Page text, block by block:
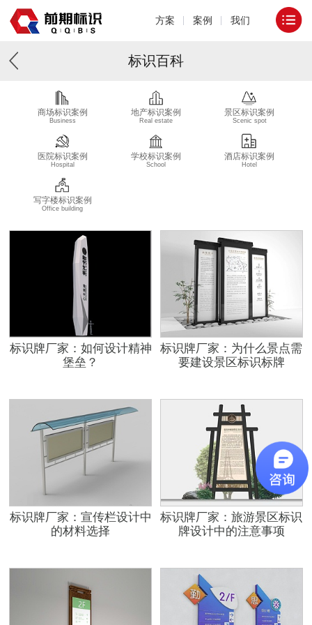
方案 案例 我们
标识百科
商场标识案例
Business
地产标识案例
Real estate
景区标识案例
Scenic spot
医院标识案例
Hospital
学校标识案例
School
酒店标识案例
Hotel
写字楼标识案例
Office building
标识牌厂家：如何设计精神
堡垒？
标识牌厂家：为什么景点需
要建设景区标识标牌
标识牌厂家：宣传栏设计中
的材料选择
标识牌厂家：旅游景区标识
牌设计中的注意事项